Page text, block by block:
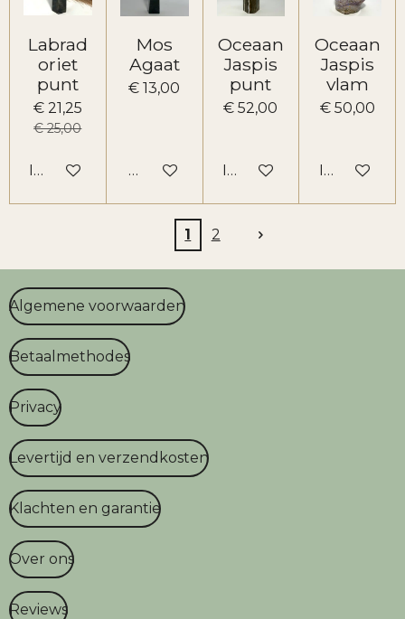
Labrad
oriet
punt
€ 21,25
€ 25,00
In winkelwagen
Mos
Agaat
€ 13,00
Houd mij op de hoogte
Oceaan
Jaspis
punt
€ 52,00
In winkelwagen
Oceaan
Jaspis
vlam
€ 50,00
In
1 2
Algemene voorwaarden
Betaalmethodes
Privacy
Levertijd en verzendkosten
Klachten en garantie
Over ons
Reviews